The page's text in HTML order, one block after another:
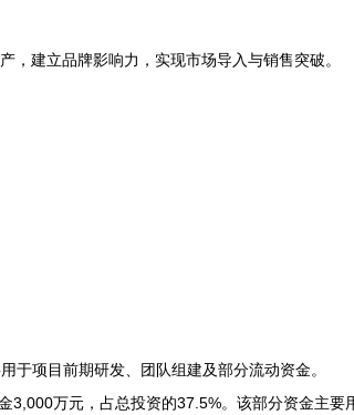
建立品牌影响力，实现市场导入与销售突破。
于项目前期研发、团队组建及部分流动资金。
万元，占总投资的37.5%。该部分资金主要